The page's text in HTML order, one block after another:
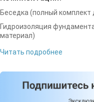
Беседка (полный комплект
Гидроизоляция
материал)
Читать подробнее